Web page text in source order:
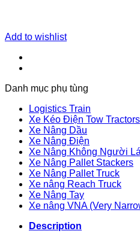
Add to wishlist
Danh mục phụ tùng
Logistics Train
Xe Kéo Điện Tow Tractors
Xe Nâng Dầu
Xe Nâng Điện
Xe Nâng Không Người
Xe Nâng Pallet Stackers
Xe Nâng Pallet Truck
Xe nâng Reach Truck
Xe Nâng Tay
Xe nâng VNA (Very
Description